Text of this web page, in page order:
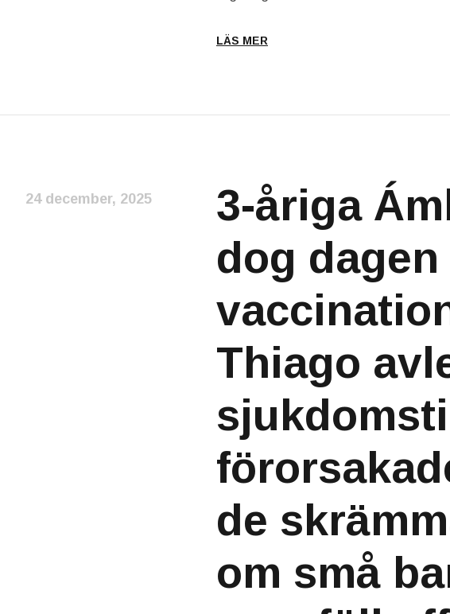
LÄS MER
3-åriga
dog
Thiago
de
om små
24 december, 2025